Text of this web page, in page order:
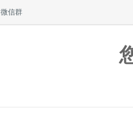
微信群